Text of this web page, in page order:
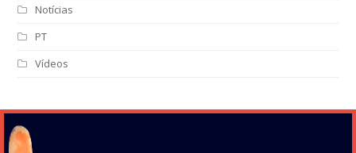
Notícias
PT
Vídeos